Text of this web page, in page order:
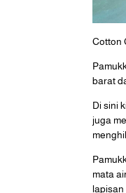
Cotton
barat
Di sini
juga
mata